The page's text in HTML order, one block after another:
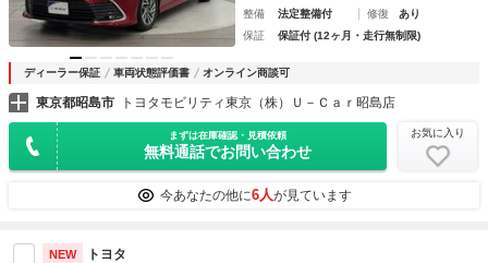
整備
法定整備付 修復
あり
保証
保証付 (12ヶ月・走行無制限)
ディーラー保証 車両状態評価書 オンライン商談可
東京都昭島市 トヨタモビリティ東京（株）Ｕ－Ｃａｒ昭島店
まずは在庫確認・見積依頼
無料通話でお問い合わせ
お気に入り
今あなたの他に6人が見ています
NEW トヨタ